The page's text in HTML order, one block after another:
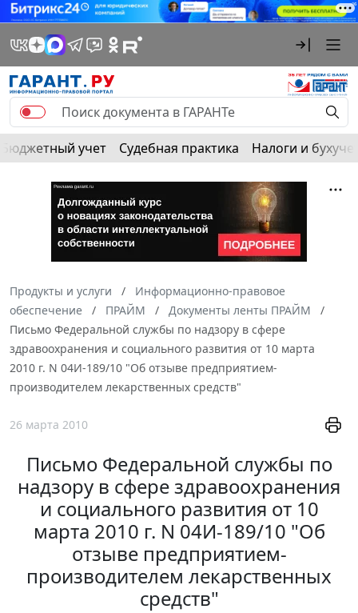
Бюджетный учет Судебная практика Налоги и
Продукты и услуги
Информационно-правовое
обеспечение
ПРАЙМ
Документы ленты ПРАЙМ
Письмо Федеральной службы по надзору в сфере
здравоохранения и социального развития от 10 марта
2010 г. N 04И-189/10 "Об отзыве предприятием-
производителем лекарственных средств"
26 марта 2010
Письмо Федеральной службы по
надзору в сфере здравоохранения
и социального развития от 10
марта 2010 г. N 04И-189/10 "Об
отзыве предприятием-
производителем лекарственных
средств"